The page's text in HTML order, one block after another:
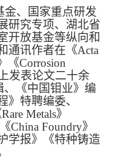
金、国家重点研发
研究专项、湖北省
开放基金等纵向和
通讯作者在《Acta
《Corrosion
发表论文二十余
、《中国钼业》编
》特聘编委、
Metals》
China Foundry》
学报》《特种铸造